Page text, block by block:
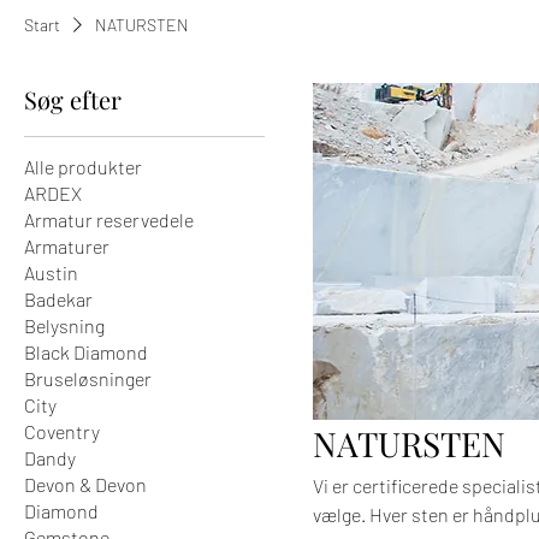
Start NATURSTEN
Søg efter
Alle produkter
ARDEX
Armatur reservedele
Armaturer
Austin
Badekar
Belysning
Black Diamond
Bruseløsninger
City
Coventry
Dandy
Devon & Devon
Diamond
NATURSTEN
Vi er certificerede
vælge. Hver sten er